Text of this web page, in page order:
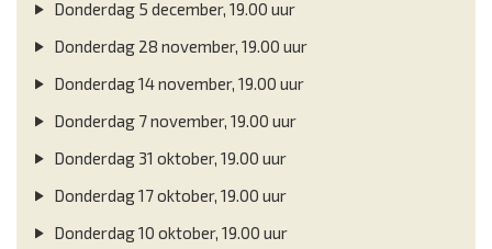
Donderdag 5 december, 19.00 uur
Donderdag 28 november, 19.00 uur
Donderdag 14 november, 19.00 uur
Donderdag 7 november, 19.00 uur
Donderdag 31 oktober, 19.00 uur
Donderdag 17 oktober, 19.00 uur
Donderdag 10 oktober, 19.00 uur